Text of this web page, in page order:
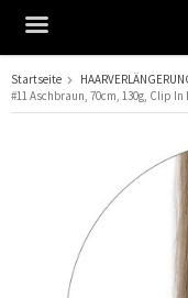
Das
Startseite
#11 Aschbraun, 70cm, 130g, Clip In